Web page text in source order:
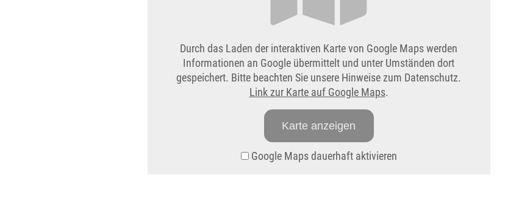
Durch das Laden der interaktiven Karte von Google Maps werden
Informationen an Google übermittelt und unter Umständen dort
gespeichert. Bitte beachten Sie unsere Hinweise zum Datenschutz.
Link zur Karte auf Google Maps.
Karte anzeigen
Google Maps dauerhaft aktivieren